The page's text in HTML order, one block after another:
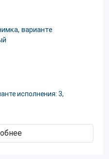
исполнения: 3,